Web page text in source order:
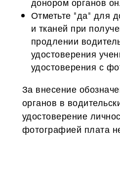
Отметьте "да" для
и тканей при
продлении
удостоверения
удостоверения с
За внесение
органов в
удостоверение
фотографией плата